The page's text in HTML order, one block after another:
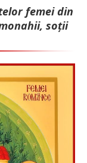
femei din
soții